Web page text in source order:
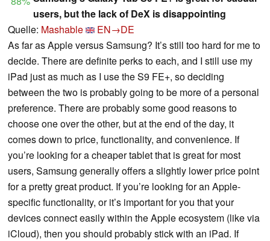
users, but the lack of DeX is disappointing
Quelle: Mashable
EN→DE
As far as Apple versus Samsung? It’s still too hard for me to
decide. There are definite perks to each, and I still use my
iPad just as much as I use the S9 FE+, so deciding
between the two is probably going to be more of a personal
preference. There are probably some good reasons to
choose one over the other, but at the end of the day, it
comes down to price, functionality, and convenience. If
you’re looking for a cheaper tablet that is great for most
users, Samsung generally offers a slightly lower price point
for a pretty great product. If you’re looking for an Apple-
specific functionality, or it’s important for you that your
devices connect easily within the Apple ecosystem (like via
iCloud), then you should probably stick with an iPad. If